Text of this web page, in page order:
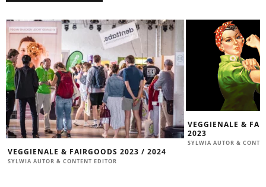
VEGGIENALE & FAIRGOODS 2023 / 2024
SYLWIA AUTOR & CONTENT EDITOR
VEGGIENALE &
2023
SYLWIA AUTOR &